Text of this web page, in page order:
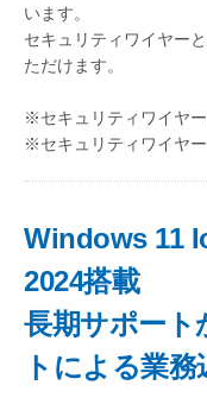
います。
セキュリティワイヤー
ただけます。
※セキュリティワイヤ
※セキュリティワイヤ
Windows 11
2024搭載
長期サポート
トによる業